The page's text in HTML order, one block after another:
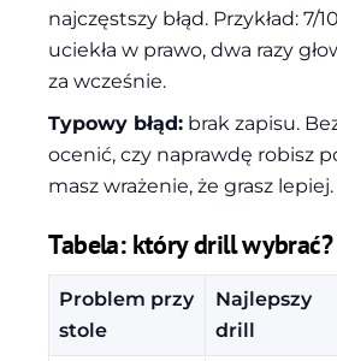
najczęstszy błąd. Przykład: 7/
uciekła w prawo, dwa razy
za wcześnie.
Typowy błąd: brak zapisu.
ocenić, czy naprawdę robisz
masz wrażenie, że grasz lepiej.
Tabela: który drill wybrać?
Problem przy
stole
Najlepszy
drill